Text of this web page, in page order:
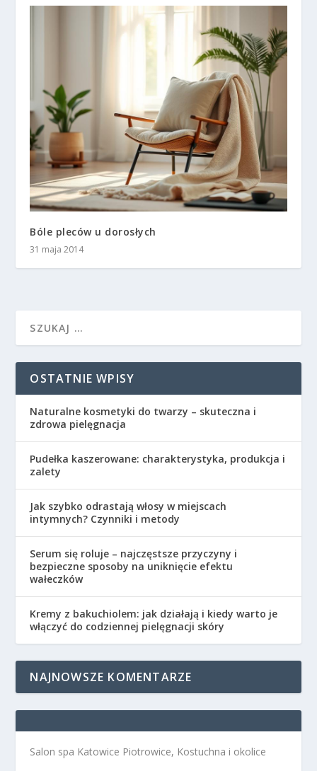
Bóle pleców u dorosłych
31 maja 2014
OSTATNIE WPISY
Naturalne kosmetyki do twarzy – skuteczna i
zdrowa pielęgnacja
Pudełka kaszerowane: charakterystyka, produkcja i
zalety
Jak szybko odrastają włosy w miejscach
intymnych? Czynniki i metody
Serum się roluje – najczęstsze przyczyny i
bezpieczne sposoby na uniknięcie efektu
wałeczków
Kremy z bakuchiolem: jak działają i kiedy warto je
włączyć do codziennej pielęgnacji skóry
NAJNOWSZE KOMENTARZE
Salon spa Katowice Piotrowice, Kostuchna i okolice